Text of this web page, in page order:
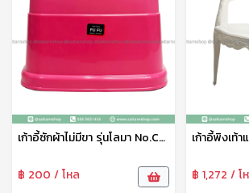
เก้าอี้ซักผ้าไม่มีขา รุ่นโลมา No.C-154-1 เบสกลาส
฿ 200 / โหล ฿ 1,272 / โ